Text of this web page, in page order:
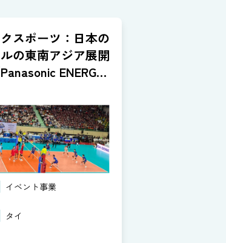
スポーツ：日本の
の東南アジア展開
ENERGY
イベント事業
タイ